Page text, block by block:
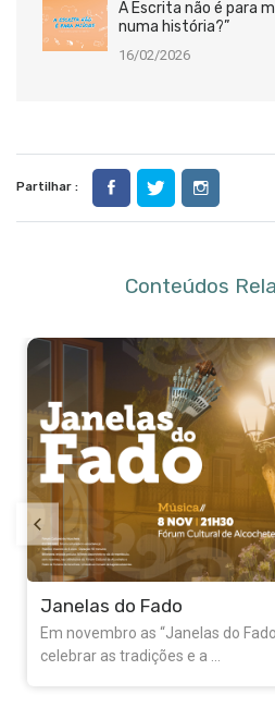
A Escrita não é para
numa história?”
16/02/2026
Partilhar :
Conteúdos
Jantar de Idiotas
A comédia regressa ao palco
Alcochete no final do mês de